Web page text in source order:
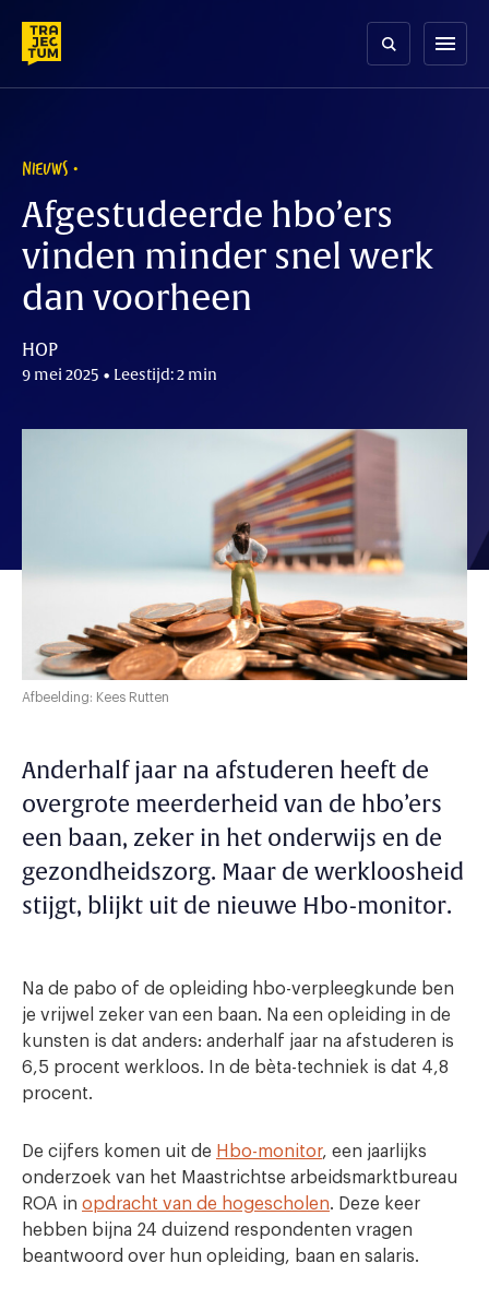
content
menu
NIEUWS
Afgestudeerde hbo’ers
vinden minder snel werk
dan voorheen
HOP
9 mei 2025 • Leestijd: 2 min
Afbeelding: Kees Rutten
Anderhalf jaar na afstuderen heeft de
overgrote meerderheid van de hbo’ers
een baan, zeker in het onderwijs en de
gezondheidszorg. Maar de werkloosheid
stijgt, blijkt uit de nieuwe Hbo-monitor.
Na de pabo of de opleiding hbo-verpleegkunde ben
je vrijwel zeker van een baan. Na een opleiding in de
kunsten is dat anders: anderhalf jaar na afstuderen is
6,5 procent werkloos. In de bèta-techniek is dat 4,8
procent.
De cijfers komen uit de Hbo-monitor, een jaarlijks
onderzoek van het Maastrichtse arbeidsmarktbureau
ROA in opdracht van de hogescholen. Deze keer
hebben bijna 24 duizend respondenten vragen
beantwoord over hun opleiding, baan en salaris.